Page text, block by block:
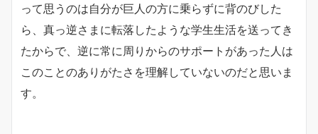
って思うのは自分が巨人の方に乗らずに背のびした
ら、真っ逆さまに転落したような学生生活を送ってき
たからで、逆に常に周りからのサポートがあった人は
このことのありがたさを理解していないのだと思いま
す。